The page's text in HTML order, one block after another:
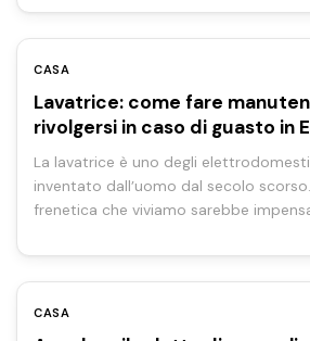
CASA
Lavatrice: come fare
rivolgersi in caso di guasto in
La lavatrice è uno degli
inventato dall’uomo dal secolo
frenetica che viviamo sarebbe
CASA